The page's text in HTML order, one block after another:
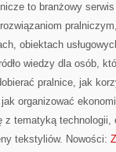
to branżowy
obiektach
wiedzy dla osób,
pralnice, jak
organizować
z tematyką
tekstyliów. Nowości: